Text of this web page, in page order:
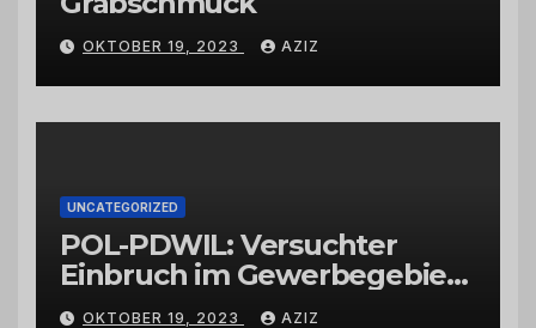
OKTOBER 19, 2023 AZIZ
UNCATEGORIZED
POL-PDWIL: Versuchter
Einbruch im Gewerbegebiet
Wittlich
OKTOBER 19, 2023 AZIZ